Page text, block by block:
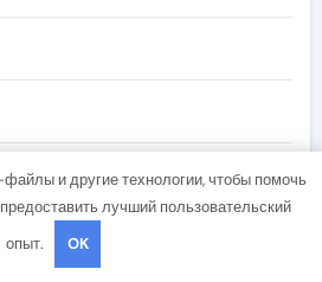
файлы и другие технологии, чтобы помочь
лучший пользовательский
опыт.
OK